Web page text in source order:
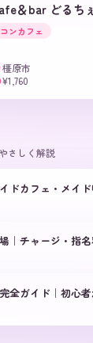
＆bar どるち
コンカフェ
橿原市
¥1,760
さしく解説
ドカフェ・メイ
｜チャージ・指
全ガイド｜初心